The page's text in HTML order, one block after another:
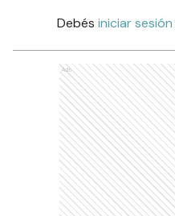
Debés iniciar sesión
Ads